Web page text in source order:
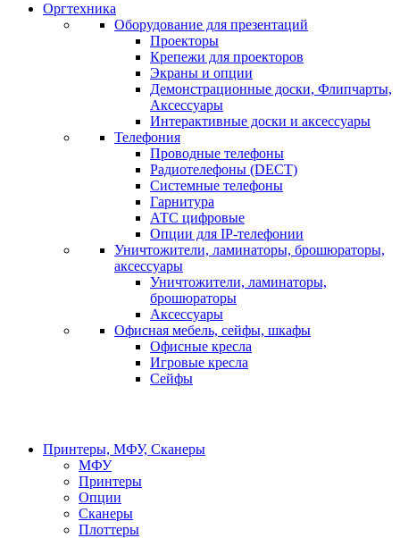
Оргтехника
Оборудование для презентаций
Проекторы
Крепежи для проекторов
Экраны и опции
Демонстрационные доски, Флипчарты,
Аксессуары
Интерактивные доски и аксессуары
Телефония
Проводные телефоны
Радиотелефоны (DECT)
Системные телефоны
Гарнитура
АТС цифровые
Опции для IP-телефонии
Уничтожители, ламинаторы, брошюраторы,
аксессуары
Уничтожители, ламинаторы,
брошюраторы
Аксессуары
Офисная мебель, сейфы, шкафы
Офисные кресла
Игровые кресла
Сейфы
Принтеры, МФУ, Сканеры
МФУ
Принтеры
Опции
Сканеры
Плоттеры